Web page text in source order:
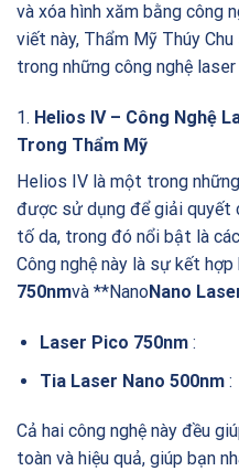
và xóa hình xăm bằng công
viết này, Thẩm Mỹ Thúy
trong những công nghệ
1. Helios IV – Công Nghệ
Trong Thẩm Mỹ
Helios IV là một trong
được sử dụng để giải quyết
tố da, trong đó nổi bật là
Công nghệ này là sự kết
750nmvà **NanoNano
Laser Pico 750nm:
Tia Laser Nano 500nm:
Cả hai công nghệ này đều
toàn và hiệu quả, giúp bạn